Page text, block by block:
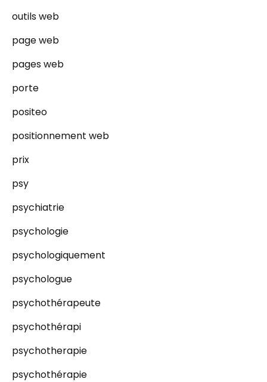
outils web
page web
pages web
porte
positeo
positionnement web
prix
psy
psychiatrie
psychologie
psychologiquement
psychologue
psychothérapeute
psychothérapi
psychotherapie
psychothérapie